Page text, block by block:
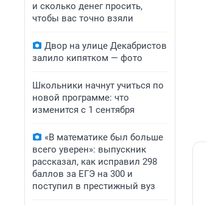
и сколько денег просить,
чтобы вас точно взяли
Двор на улице Декабристов
залило кипятком — фото
Школьники начнут учиться по
новой программе: что
изменится с 1 сентября
«В математике был больше
всего уверен»: выпускник
рассказал, как исправил 298
баллов за ЕГЭ на 300 и
поступил в престижный вуз